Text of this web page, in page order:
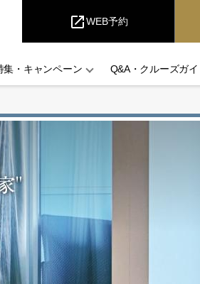
open_in_newWEB予約
集・キャンペーン Q&A・クルーズガイ